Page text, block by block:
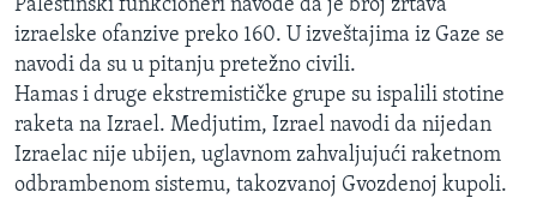
Palestinski funkcioneri navode da je broj žrtava
izraelske ofanzive preko 160. U izveštajima iz Gaze se
navodi da su u pitanju pretežno civili.
Hamas i druge ekstremističke grupe su ispalili stotine
raketa na Izrael. Medjutim, Izrael navodi da nijedan
Izraelac nije ubijen, uglavnom zahvaljujući raketnom
odbrambenom sistemu, takozvanoj Gvozdenoj kupoli.